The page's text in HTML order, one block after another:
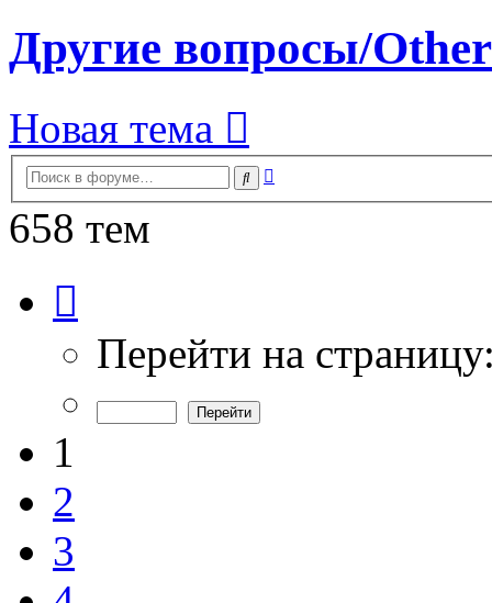
Другие вопросы/
Новая тема
Поиск
658 тем
из
Перейти на
1
2
3